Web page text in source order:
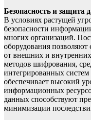
Безопасность и защита
В условиях растущей
безопасности
многих организаций.
оборудования
от внешних и
методов шифрования,
интегрированных
обеспечивает высокий
информационных
данных способствуют
минимизации